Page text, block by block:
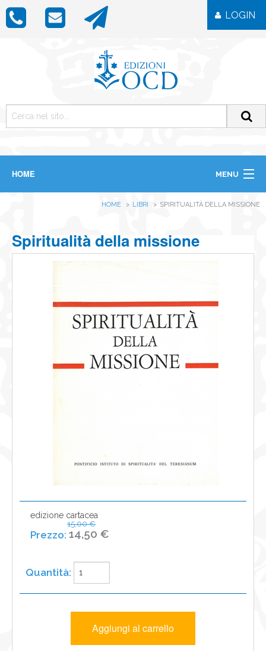
LOGIN
HOME MENU
ICONE
IMMAGINI
HOME LIBRI SPIRITUALITÀ DELLA MISSIONE
Spiritualità della missione
edizione cartacea
15,00 €
14,50 €